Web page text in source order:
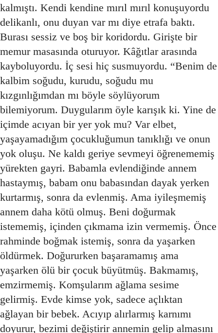
kalmıştı. Kendi kendine mırıl mırıl konuşuyordu
delikanlı, onu duyan var mı diye etrafa baktı.
Burası sessiz ve boş bir koridordu. Girişte bir
memur masasında oturuyor. Kâğıtlar arasında
kayboluyordu. İç sesi hiç susmuyordu. “Benim de
kalbim soğudu, kurudu, soğudu mu
kızgınlığımdan mı böyle söylüyorum
bilemiyorum. Duygularım öyle karışık ki. Yine de
içimde acıyan bir yer yok mu? Var elbet,
yaşayamadığım çocukluğumun tanıklığı ve onun
yok oluşu. Ne kaldı geriye sevmeyi öğrenememiş
yürekten gayri. Babamla evlendiğinde annem
hastaymış, babam onu babasından dayak yerken
kurtarmış, sonra da evlenmiş. Ama iyileşmemiş
annem daha kötü olmuş. Beni doğurmak
istememiş, içinden çıkmama izin vermemiş. Önce
rahminde boğmak istemiş, sonra da yaşarken
öldürmek. Doğururken başaramamış ama
yaşarken ölü bir çocuk büyütmüş. Bakmamış,
emzirmemiş. Komşularım ağlama sesime
gelirmiş. Evde kimse yok, sadece açlıktan
ağlayan bir bebek. Acıyıp alırlarmış karnımı
doyurur, bezimi değiştirir annemin gelip almasını